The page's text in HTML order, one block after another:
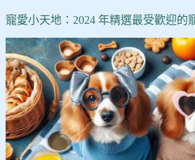
推
薦：
熱
銷
排
名
前
12
款
精
寵愛小天地：2024 年精選最受歡迎的